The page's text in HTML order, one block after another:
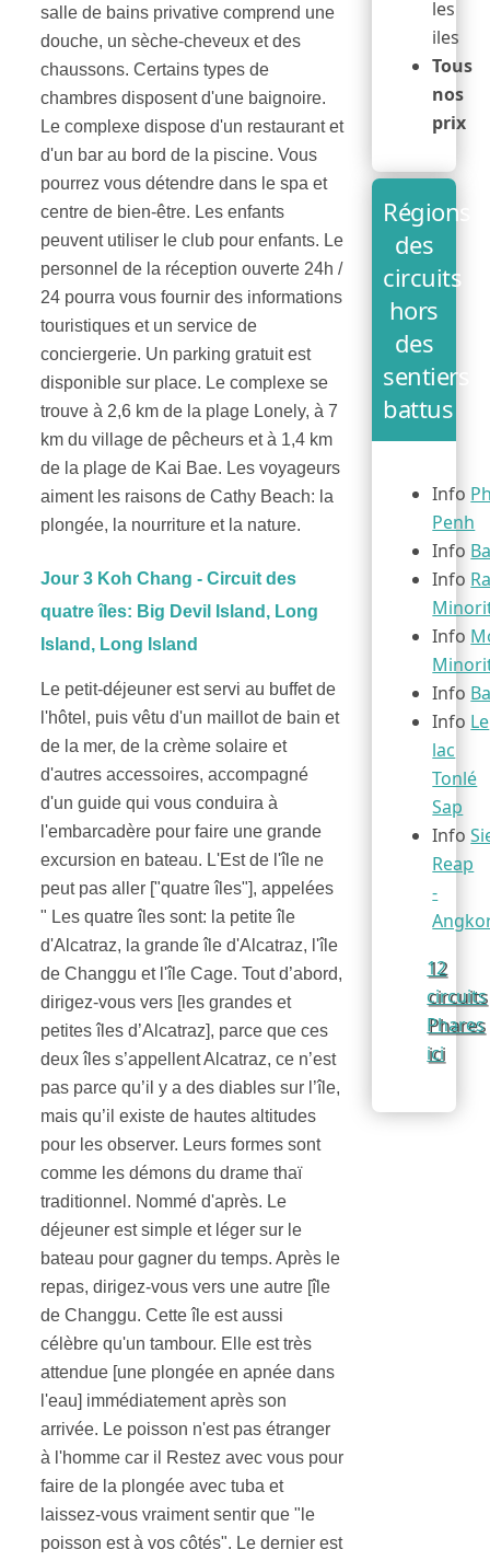
salle de bains privative comprend une
douche, un sèche-cheveux et des
chaussons. Certains types de
chambres disposent d'une baignoire.
Le complexe dispose d'un restaurant et
d'un bar au bord de la piscine. Vous
pourrez vous détendre dans le spa et
centre de bien-être. Les enfants
peuvent utiliser le club pour enfants. Le
personnel de la réception ouverte 24h /
24 pourra vous fournir des informations
touristiques et un service de
conciergerie. Un parking gratuit est
disponible sur place. Le complexe se
trouve à 2,6 km de la plage Lonely, à 7
km du village de pêcheurs et à 1,4 km
de la plage de Kai Bae. Les voyageurs
aiment les raisons de Cathy Beach: la
plongée, la nourriture et la nature.
Jour 3 Koh Chang - Circuit des
quatre îles: Big Devil Island, Long
Island, Long Island
Le petit-déjeuner est servi au buffet de
l'hôtel, puis vêtu d'un maillot de bain et
de la mer, de la crème solaire et
d'autres accessoires, accompagné
d'un guide qui vous conduira à
l'embarcadère pour faire une grande
excursion en bateau. L'Est de l'île ne
peut pas aller ["quatre îles"], appelées
" Les quatre îles sont: la petite île
d'Alcatraz, la grande île d'Alcatraz, l'île
de Changgu et l'île Cage. Tout d’abord,
dirigez-vous vers [les grandes et
petites îles d’Alcatraz], parce que ces
deux îles s’appellent Alcatraz, ce n’est
pas parce qu’il y a des diables sur l’île,
mais qu’il existe de hautes altitudes
pour les observer. Leurs formes sont
comme les démons du drame thaï
traditionnel. Nommé d'après. Le
déjeuner est simple et léger sur le
bateau pour gagner du temps. Après le
repas, dirigez-vous vers une autre [île
de Changgu. Cette île est aussi
célèbre qu'un tambour. Elle est très
attendue [une plongée en apnée dans
l'eau] immédiatement après son
arrivée. Le poisson n'est pas étranger
à l'homme car il Restez avec vous pour
faire de la plongée avec tuba et
laissez-vous vraiment sentir que "le
poisson est à vos côtés". Le dernier est
les
iles
Tous
nos
prix
Régions
des
circuits
hors
des
sentiers
battus
Info
Penh
Info
Info
Info
Info
Info Le
lac
Tonlé
Sap
Info
Reap
-
12
circuits
Phares
ici